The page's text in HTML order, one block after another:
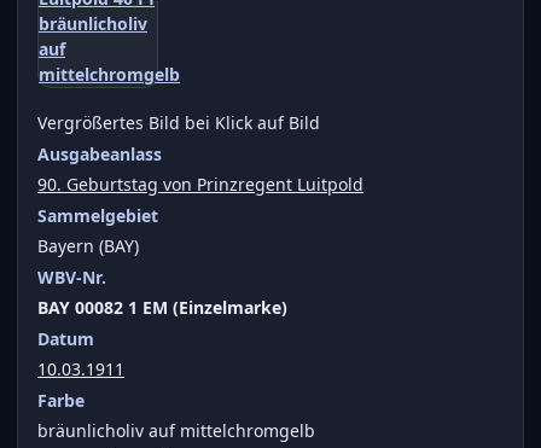
Vergrößertes Bild bei Klick auf Bild
Ausgabeanlass
90. Geburtstag von Prinzregent Luitpold
Sammelgebiet
Bayern (BAY)
WBV-Nr.
BAY 00082 1 EM (Einzelmarke)
Datum
10.03.1911
Farbe
bräunlicholiv auf mittelchromgelb